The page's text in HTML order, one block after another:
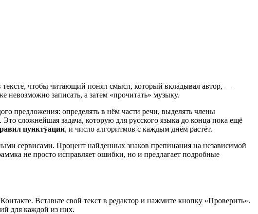
чтобы читающий понял смысл, который вкладывал автор, —
записать, а затем «прочитать» музыку.
предложения: определять в нём части речи, выделять члены
сложнейшая задача, которую для русского языка до конца пока ещё
пунктуации, и число алгоритмов с каждым днём растёт.
сервисами. Процент найденных знаков препинания на независимой
не просто исправляет ошибки, но и предлагает подробные
Вставьте свой текст в редактор и нажмите кнопку «Проверить».
для каждой из них.